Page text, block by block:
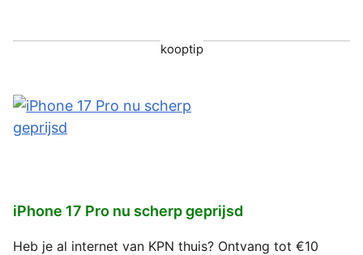
kooptip
iPhone 17 Pro nu scherp geprijsd
Heb je al internet van KPN thuis? Ontvang tot €10